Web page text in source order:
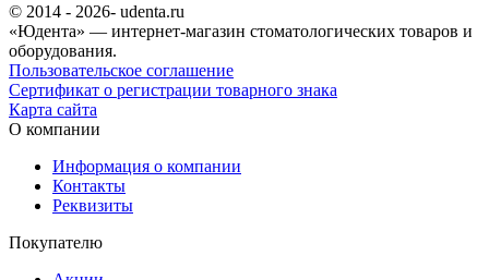
© 2014 - 2026- udenta.ru
«Юдента» — интернет-магазин стоматологических товаров и
оборудования.
Пользовательское соглашение
Сертификат о регистрации товарного знака
Карта сайта
О компании
Информация о компании
Контакты
Реквизиты
Покупателю